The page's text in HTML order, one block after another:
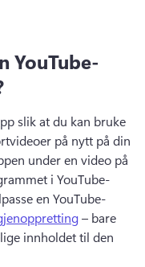
YouTube-
slik at du kan bruke
på nytt på din
under en video på
i YouTube-
en YouTube-
– bare
innholdet til den